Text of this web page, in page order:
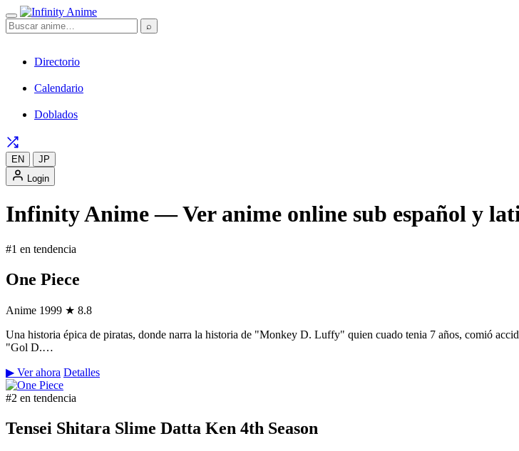
⌕
Directorio
Calendario
Doblados
EN
JP
Login
Infinity Anime — Ver anime online sub español y
#1 en tendencia
One Piece
Anime 1999 ★ 8.8
Una historia épica de piratas, donde narra la historia de "Monkey D. Luffy" quien cuado tenia 7 años, comió
"Gol D.…
▶ Ver ahora Detalles
#2 en tendencia
Tensei Shitara Slime Datta Ken 4th Season